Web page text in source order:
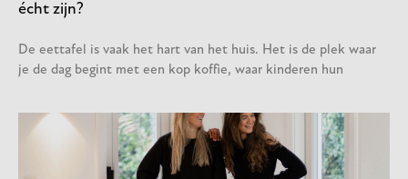
écht zijn?
De eettafel is vaak het hart van het huis. Het is de plek waar
je de dag begint met een kop koffie, waar kinderen hun